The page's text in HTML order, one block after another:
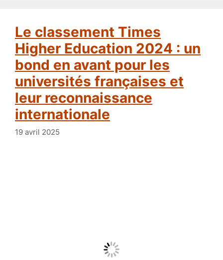
Le classement Times
Higher Education 2024 : un
bond en avant pour les
universités françaises et
leur reconnaissance
internationale
19 avril 2025